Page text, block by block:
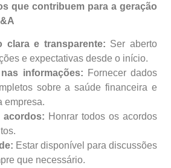
que contribuem para a geração
clara e transparente: Ser aberto
e expectativas desde o início.
informações: Fornecer dados
sobre a saúde financeira e
empresa.
acordos: Honrar todos os acordos
Estar disponível para discussões
que necessário.